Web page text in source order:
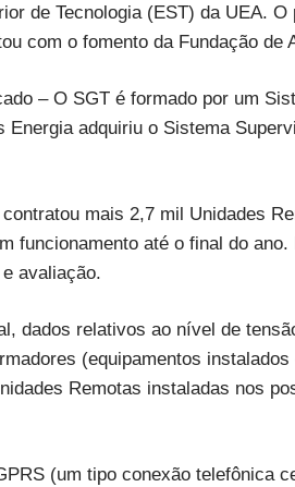
de Tecnologia (EST) da UEA.
com o fomento da Fundação de
– O SGT é formado por um
Energia adquiriu o Sistema
mais 2,7 mil Unidades
funcionamento até o final do
avaliação.
dados relativos ao nível de
(equipamentos
Remotas instaladas nos
(um tipo conexão telefônica